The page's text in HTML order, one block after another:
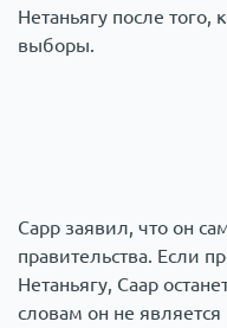
Нетаньягу после
выборы.
Сарр заявил, что он
правительства. Если
Нетаньягу, Саар
словам он не